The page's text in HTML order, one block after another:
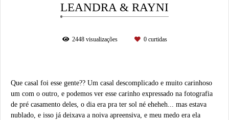
LEANDRA & RAYNI
2448visualizações 0curtidas
Que casal foi esse gente?? Um casal descomplicado e muito carinhoso
um com o outro, e podemos ver esse carinho expressado na fotografia
de pré casamento deles, o dia era pra ter sol né eheheh... mas estava
nublado, e isso já deixava a noiva apreensiva, e meu medo era ela